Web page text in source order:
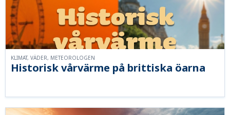
Historisk vårvärme på brittiska öarna
KLIMAT, VÄDER, METEOROLOGEN